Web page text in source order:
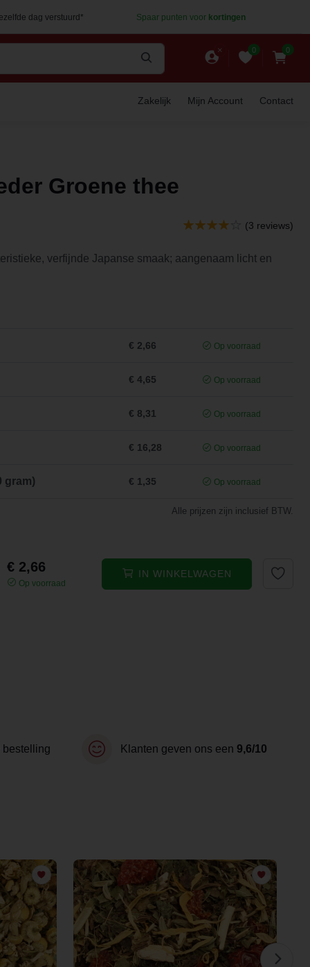
dag verstuurd* Spaar punten voor kortingen
0 0
Zakelijk Mijn Account Contact
Groene thee
(3 reviews)
verfijnde Japanse smaak; aangenaam licht en
€ 2,66 Op voorraad
€ 4,65 Op voorraad
€ 8,31 Op voorraad
€ 16,28 Op voorraad
gram) € 1,35 Op voorraad
Alle prijzen zijn inclusief BTW.
€ 2,66
Op voorraad
IN WINKELWAGEN
bestelling Klanten geven ons een 9,6/10